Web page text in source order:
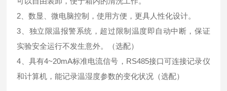
2、数显、微电脑控制，使用方便，更具人性化设计。
3、独立限温报警系统，超过限制温度即自动中断，保证
实验安全运行不发生意外。（选配）
4、具有4~20mA标准电流信号，RS485接口可连接记录仪
和计算机，能记录温湿度参数的变化状况（选配）